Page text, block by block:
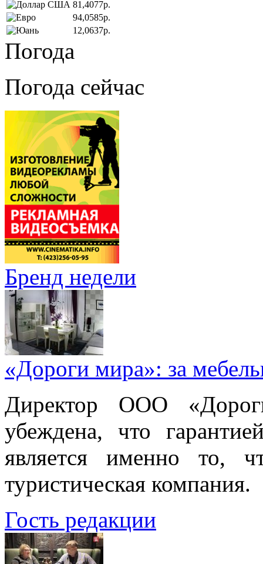
81,4077р.
94,0585р.
12,0637р.
Погода
Погода сейчас
Бренд недели
«Дороги мира»: за
Директор ООО
убеждена, что
является именно то,
туристическая компания.
Гость редакции